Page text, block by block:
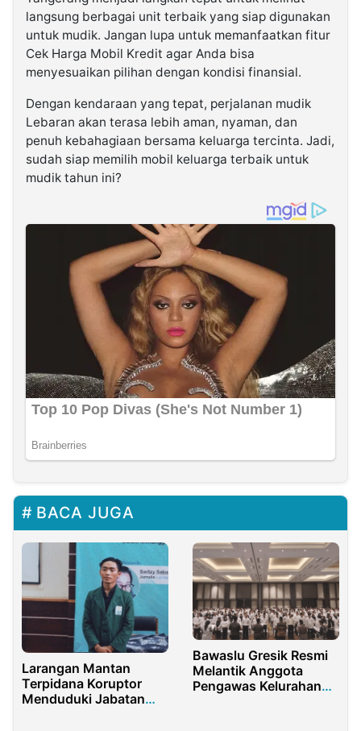
langsung berbagai unit terbaik yang siap digunakan
untuk mudik. Jangan lupa untuk memanfaatkan fitur
Cek Harga Mobil Kredit agar Anda bisa
menyesuaikan pilihan dengan kondisi finansial.
Dengan kendaraan yang tepat, perjalanan mudik
Lebaran akan terasa lebih aman, nyaman, dan
penuh kebahagiaan bersama keluarga tercinta. Jadi,
sudah siap memilih mobil keluarga terbaik untuk
mudik tahun ini?
BACA JUGA
Larangan Mantan
Terpidana Koruptor
Menduduki Jabatan
Bawaslu Gresik Resmi
Melantik Anggota
Pengawas Kelurahan